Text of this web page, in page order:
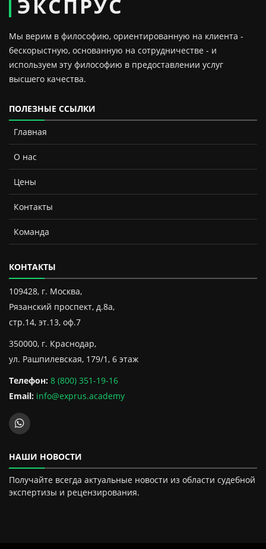
ЭКСПРУС
Мы верим в философию, ориентированную на клиента -
бескорыстную, основанную на сотрудничестве - и
используем эту философию в предоставлении услуг
ПОЛЕЗНЫЕ ССЫЛКИ
Цены
Команда
КОНТАКТЫ
Рязанский проспект, д.8а,
стр.14, эт.13, оф.7
350000, г. Краснодар,
ул. Рашпилевская, 179/1, 6 этаж
Телефон:
8 (800) 351-19-16
info@exprus.academy
НАШИ НОВОСТИ
Получайте всегда актуальные новости из области судебной
экспертизы и рецензирования.